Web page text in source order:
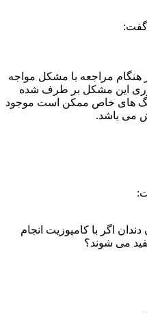
گفت:
هنگام مراجعه با مشکل مواجه
این مشکل بر طرف شده
های خاص ممکن است موجود
می باشد.
اگر با کامپوزیت انجام
می شوند؟